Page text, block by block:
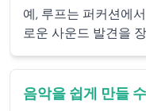
예, 루프는 퍼커션에
로운 사운드 발견을
음악을 쉽게 만들